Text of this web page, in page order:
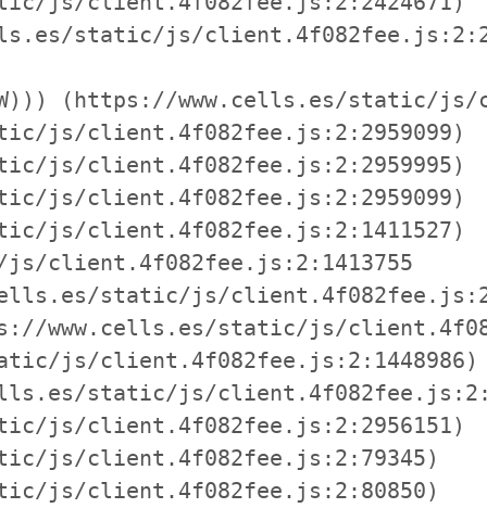
static/js/
(https://www.cells.es/static/
js/client.4f082fee.js:2:2959099)
js/client.4f082fee.js:2:2959995)
js/client.4f082fee.js:2:2959099)
js/client.4f082fee.js:2:1411527)
client.4f082fee.js:2:1413755
static/js/
www.cells.es/static/js/
js/client.4f082fee.js:2:1448986)
static/js/
js/client.4f082fee.js:2:2956151)
js/client.4f082fee.js:2:79345)
js/client.4f082fee.js:2:80850)